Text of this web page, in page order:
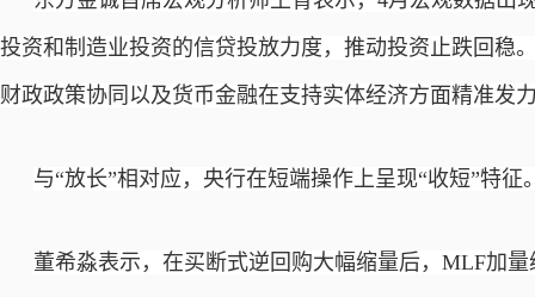
投资和制造业投资的信贷投放力度，推动投资止跌回稳
财政政策协同以及货币金融在支持实体经济方面精准发
与“放长”相对应，央行在短端操作上呈现“收短”特征
董希淼表示，在买断式逆回购大幅缩量后， MLF加量